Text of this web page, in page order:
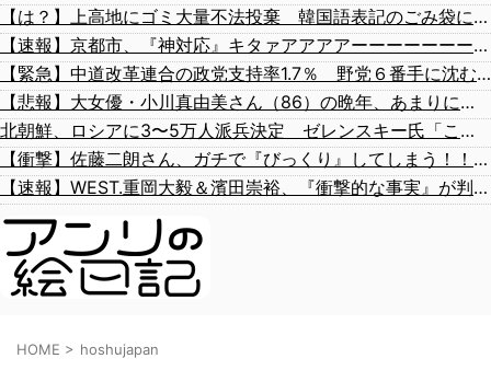
【は？】上高地にゴミ大量不法投棄 韓国語表記のごみ袋に紙やプラスチック、缶、瓶などが混在 生肉やキムチ、ラーメンなどさまざまな生ごみ
【速報】京都市、『神対応』キタァアアアアーーーーーーーー！！
【緊急】中道改革連合の政党支持率1.7％ 野党６番手に沈む・・・
【悲報】大女優・小川真由美さん（86）の晩年、あまりにも闇が深すぎる・・・・
北朝鮮、ロシアに3〜5万人派兵決定 ゼレンスキー氏「これはアジア諸国にとって脅威」「 韓国はウクライナとより密接に協力すべき。韓国の支援を受け取りたい」
【衝撃】佐藤二朗さん、ガチで『びっくり』してしまう！！！！！！
【速報】WEST.重岡大毅＆濱田崇裕、『衝撃的な事実』が判明する！！！！！！
HOME > hoshujapan